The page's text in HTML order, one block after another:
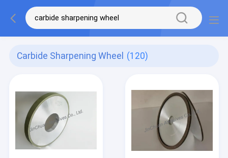
Carbide Sharpening Wheel (120)